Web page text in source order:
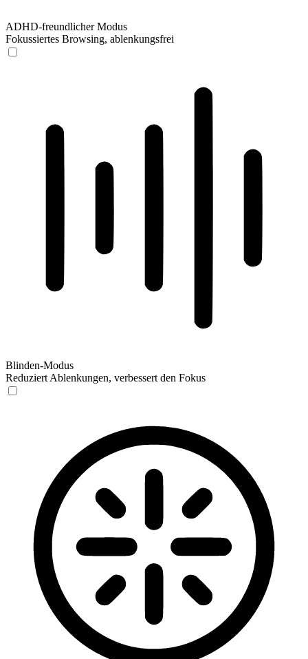
ADHD-freundlicher Modus
Fokussiertes Browsing, ablenkungsfrei
Blinden-Modus
Reduziert Ablenkungen, verbessert den Fokus